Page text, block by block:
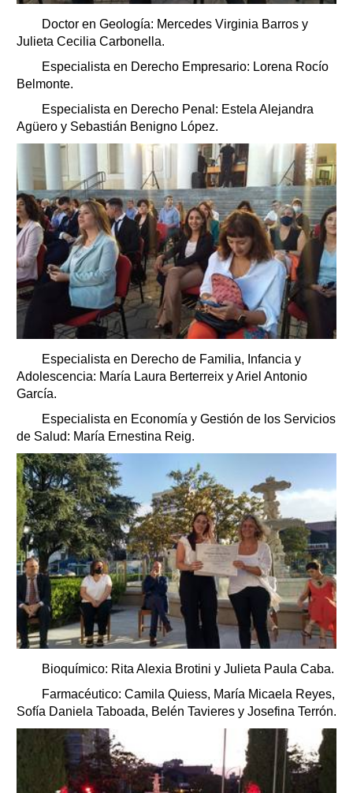
Doctor en Geología: Mercedes Virginia Barros y
Julieta Cecilia Carbonella.
Especialista en Derecho Empresario: Lorena Rocío
Belmonte.
Especialista en Derecho Penal: Estela Alejandra
Agüero y Sebastián Benigno López.
Especialista en Derecho de Familia, Infancia y
Adolescencia: María Laura Berterreix y Ariel Antonio
García.
Especialista en Economía y Gestión de los Servicios
de Salud: María Ernestina Reig.
Bioquímico: Rita Alexia Brotini y Julieta Paula Caba.
Farmacéutico: Camila Quiess, María Micaela Reyes,
Sofía Daniela Taboada, Belén Tavieres y Josefina Terrón.